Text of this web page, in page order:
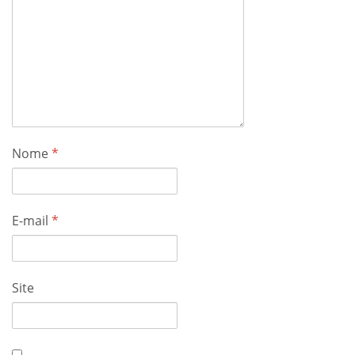
Nome*
E-mail *
Site